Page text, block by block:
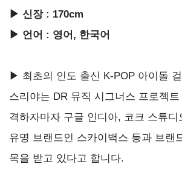
▶ 신장 : 170cm
▶ 언어 : 영어, 한국어
▶ 최초의 인도 출신 K-POP 아이돌
스리야는 DR 뮤직 시그너스 프로젝
격하자마자 구글 인디아, 코크 스튜디
유명 브랜드인 스카이백스 등과 브랜
목을 받고 있다고 합니다.